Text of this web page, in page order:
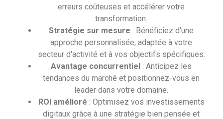
erreurs coûteuses et accélérer votre
transformation.
Stratégie sur mesure : Bénéficiez d'une
approche personnalisée, adaptée à votre
secteur d'activité et à vos objectifs spécifiques.
Avantage concurrentiel : Anticipez les
tendances du marché et positionnez-vous en
leader dans votre domaine.
ROI amélioré : Optimisez vos investissements
digitaux grâce à une stratégie bien pensée et